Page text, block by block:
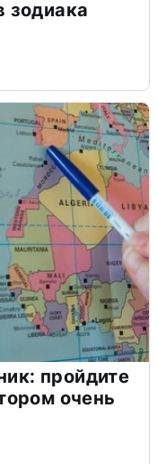
зодиака
пройдите
очень